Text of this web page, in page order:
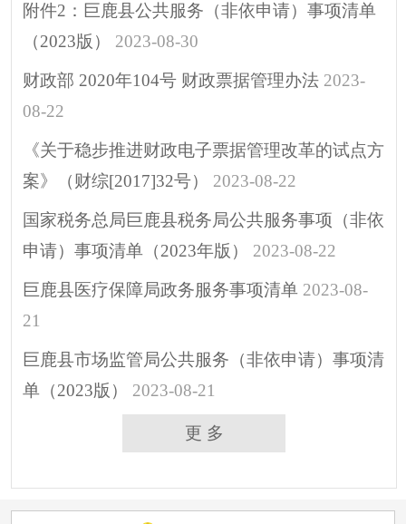
附件2：巨鹿县公共服务（非依申请）事项清单
（2023版）
2023-08-30
财政部 2020年104号 财政票据管理办法 2023-
08-22
《关于稳步推进财政电子票据管理改革的试点方
案》（财综[2017]32号）
2023-08-22
国家税务总局巨鹿县税务局公共服务事项（非依
申请）事项清单（2023年版）
2023-08-22
巨鹿县医疗保障局政务服务事项清单 2023-08-
21
巨鹿县市场监管局公共服务（非依申请）事项清
单（2023版）
2023-08-21
更 多